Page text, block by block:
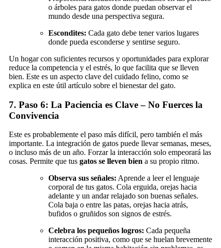
o árboles para gatos donde puedan observar el
mundo desde una perspectiva segura.
Escondites: Cada gato debe tener varios lugares
donde pueda esconderse y sentirse seguro.
Un hogar con suficientes recursos y oportunidades para explorar
reduce la competencia y el estrés, lo que facilita que se lleven
bien. Este es un aspecto clave del cuidado felino, como se
explica en este útil artículo sobre el bienestar del gato.
7. Paso 6: La Paciencia es Clave – No Fuerces la
Convivencia
Este es probablemente el paso más difícil, pero también el más
importante. La integración de gatos puede llevar semanas, meses,
o incluso más de un año. Forzar la interacción solo empeorará las
cosas. Permite que tus gatos se lleven bien a su propio ritmo.
Observa sus señales: Aprende a leer el lenguaje
corporal de tus gatos. Cola erguida, orejas hacia
adelante y un andar relajado son buenas señales.
Cola baja o entre las patas, orejas hacia atrás,
bufidos o gruñidos son signos de estrés.
Celebra los pequeños logros: Cada pequeña
interacción positiva, como que se huelan brevemente